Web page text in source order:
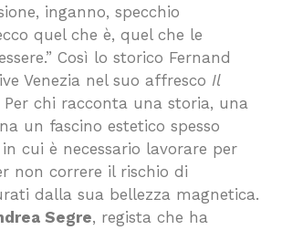
inganno, specchio
quel che è, quel che le
Così lo storico Fernand
Venezia nel suo affresco Il
Per chi racconta una storia, una
un fascino estetico spesso
cui è necessario lavorare per
non correre il rischio di
dalla sua bellezza magnetica.
Segre, regista che ha